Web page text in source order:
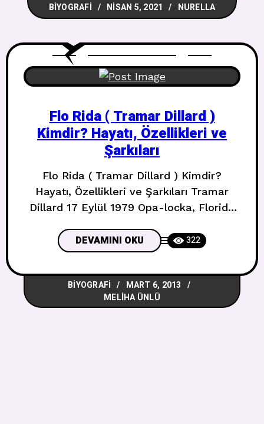
tarafından reddedilmiştir.Müziğin yanı
şirketinden
BIYOGRAFI NISAN 5, 2021 NURELLA
Flo Rida ( Tramar Dillard )
Kimdir? Hayatı, Özellikleri ve
Şarkıları
Flo Rida ( Tramar Dillard ) Kimdir?
Hayatı, Özellikleri ve Şarkıları Tramar
Dillard 17 Eylül 1979 Opa-locka, Florida
(pronounced /ˌfloʊ ˈraɪdə/, Florida
kelimesinden), ABD’li rapçi. Gençlik
yıllarında yerel rap grubu 2 Live Crew ile
birlikte turneye çıktı. Sonraki yıllarda
birçok popüler rap mixtape’inde ve
DEVAMINI OKU 322
BIYOGRAFI
MART 6, 2013
MELIHA ÜNLÜ